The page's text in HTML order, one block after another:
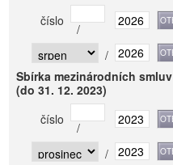
číslo
/
/
Sbírka mezinárodních smluv
(do 31. 12. 2023)
číslo
/
/